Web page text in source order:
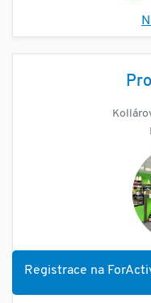
Registrace na